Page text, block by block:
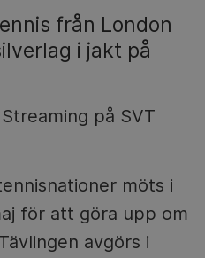
från London
i jakt på
på SVT
möts i
för att göra upp om
avgörs i